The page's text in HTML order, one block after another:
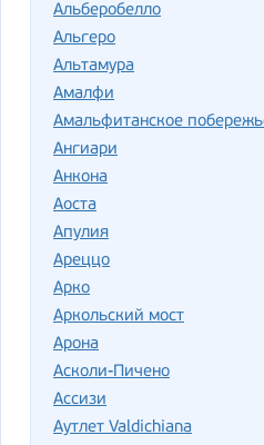
Альберобелло
Альгеро
Альтамура
Амалфи
Амальфитанское
Ангиари
Анкона
Аоста
Апулия
Ареццо
Арко
Аркольский мост
Арона
Асколи-Пичено
Ассизи
Аутлет Valdichiana